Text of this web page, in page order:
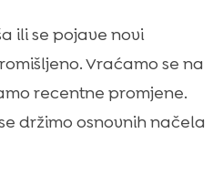
ili se pojave novi
Vraćamo se na
recentne promjene.
držimo osnovnih načela